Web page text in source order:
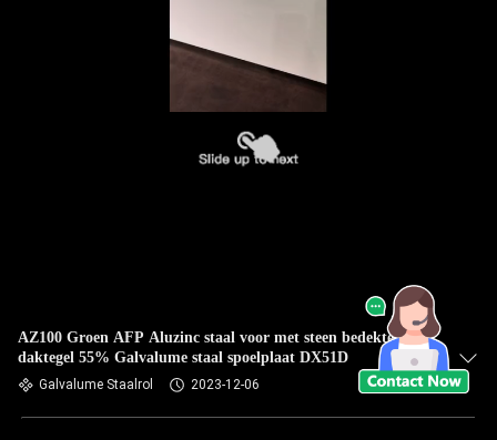
AZ100 Groen AFP Aluzinc staal voor met steen bedekte
daktegel 55% Galvalume staal spoelplaat DX51D
Galvalume Staalrol 2023-12-06